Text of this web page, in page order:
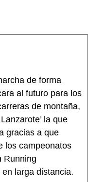
de forma
al futuro para los
de montaña,
la que
gracias a que
los campeonatos
Running
larga distancia.